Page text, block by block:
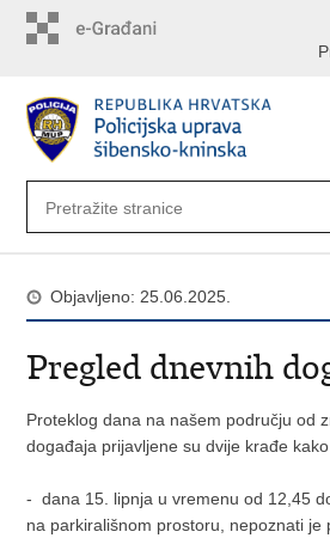
Objavljeno: 25.06.2025.
Pregled dnevnih
Proteklog dana na našem području od
događaja prijavljene su dvije krađe
- dana 15. lipnja u vremenu od 12,45
na parkirališnom prostoru, nepoznati je